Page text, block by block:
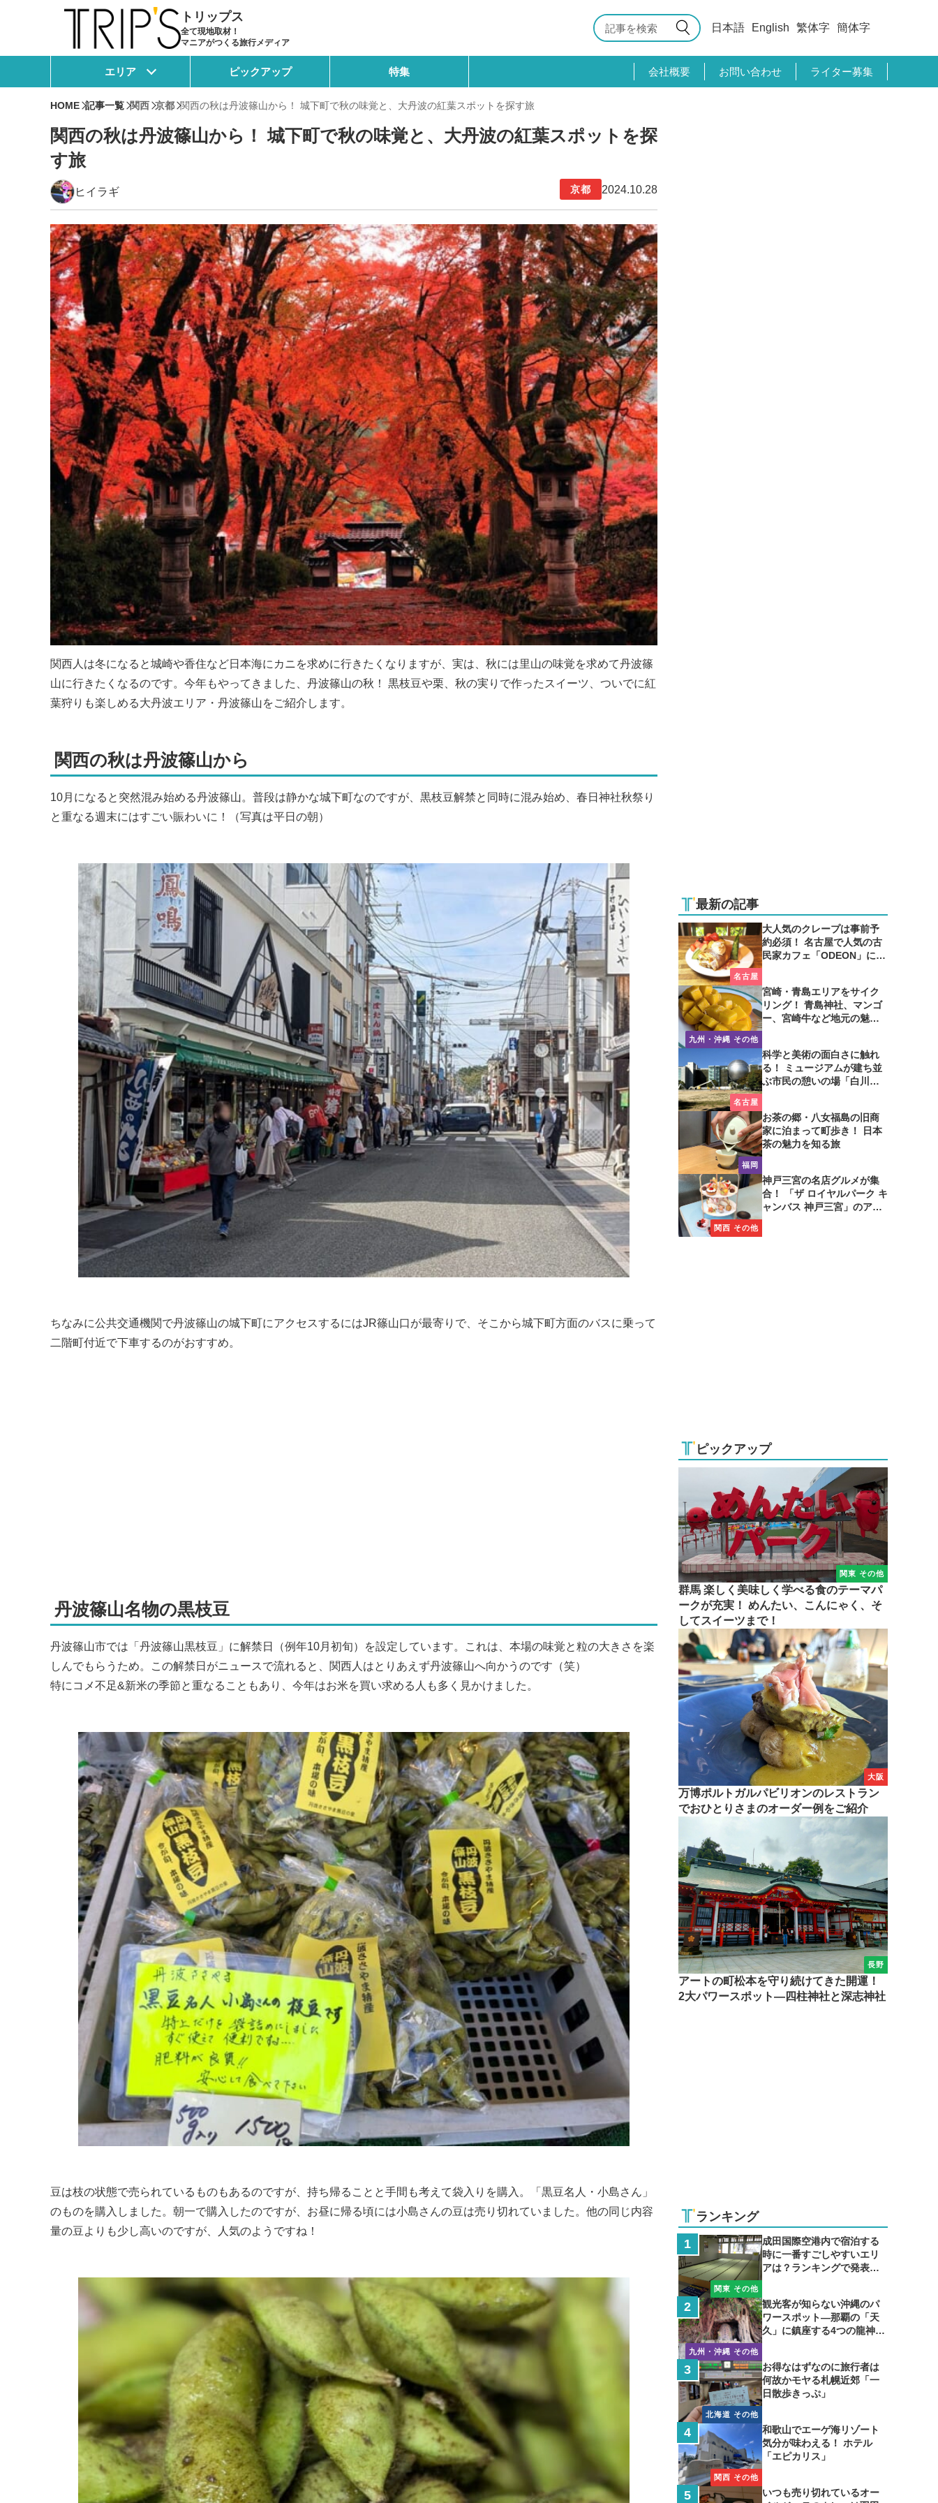
トリップス
全て現地取材！
マニアがつくる旅行メディア
日本語 English 繁体字 簡体字
エリア ピックアップ 特集 会社概要 お問い合わせ ライター募集
HOME 記事一覧 関西 京都 関西の秋は丹波篠山から！ 城下町で秋の味覚と、大丹波の紅葉スポットを探す旅
関西の秋は丹波篠山から！ 城下町で秋の味覚と、大丹波の紅葉スポットを探
す旅
ヒイラギ 京都 2024.10.28
関西人は冬になると城崎や香住など日本海にカニを求めに行きたくなりますが、実は、秋には里山の味覚を求めて丹波篠
山に行きたくなるのです。今年もやってきました、丹波篠山の秋！ 黒枝豆や栗、秋の実りで作ったスイーツ、ついでに紅
葉狩りも楽しめる大丹波エリア・丹波篠山をご紹介します。
関西の秋は丹波篠山から
10月になると突然混み始める丹波篠山。普段は静かな城下町なのですが、黒枝豆解禁と同時に混み始め、春日神社秋祭り
と重なる週末にはすごい賑わいに！（写真は平日の朝）
ちなみに公共交通機関で丹波篠山の城下町にアクセスするにはJR篠山口が最寄りで、そこから城下町方面のバスに乗って
二階町付近で下車するのがおすすめ。
丹波篠山名物の黒枝豆
丹波篠山市では「丹波篠山黒枝豆」に解禁日（例年10月初旬）を設定しています。これは、本場の味覚と粒の大きさを楽
しんでもらうため。この解禁日がニュースで流れると、関西人はとりあえず丹波篠山へ向かうのです（笑）
特にコメ不足&新米の季節と重なることもあり、今年はお米を買い求める人も多く見かけました。
豆は枝の状態で売られているものもあるのですが、持ち帰ることと手間も考えて袋入りを購入。「黒豆名人・小島さん」
のものを購入しました。朝一で購入したのですが、お昼に帰る頃には小島さんの豆は売り切れていました。他の同じ内容
量の豆よりも少し高いのですが、人気のようですね！
最新の記事
名古屋
大人気のクレープは事前予
約必須！ 名古屋で人気の古
民家カフェ「ODEON」に行
九州・沖縄 その他
宮崎・青島エリアをサイク
リング！ 青島神社、マンゴ
ー、宮崎牛など地元の魅力
名古屋
科学と美術の面白さに触れ
る！ ミュージアムが建ち並
ぶ市民の憩いの場「白川公
福岡
お茶の郷・八女福島の旧商
家に泊まって町歩き！ 日本
茶の魅力を知る旅
関西 その他
神戸三宮の名店グルメが集
合！ 「ザ ロイヤルパーク キ
ャンバス 神戸三宮」のアフ
ピックアップ
関東 その他
群馬 楽しく美味しく学べる食のテーマパ
ークが充実！ めんたい、こんにゃく、そ
してスイーツまで！
大阪
万博ポルトガルパビリオンのレストラン
でおひとりさまのオーダー例をご紹介
長野
アートの町松本を守り続けてきた開運！
2大パワースポット―四柱神社と深志神社
ランキング
関東 その他
成田国際空港内で宿泊する
時に一番すごしやすいエリ
アは？ランキングで発表し
九州・沖縄 その他
観光客が知らない沖縄のパ
ワースポット―那覇の「天
久」に鎮座する4つの龍神の
北海道 その他
お得なはずなのに旅行者は
何故かモヤる札幌近郊「一
日散歩きっぷ」
関西 その他
和歌山でエーゲ海リゾート
気分が味わえる！ ホテル
「エピカリス」
いつも売り切れているオー